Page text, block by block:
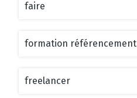
faire
formation référencement
freelancer